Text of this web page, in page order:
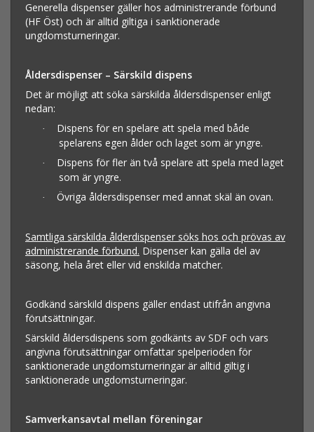
Generella dispenser gäller hos administrerande förbund
(HF Öst) och är alltid giltiga i sanktionerade
ungdomsturneringar.
Åldersdispenser – Särskild dispens
Det är möjligt att söka särskilda åldersdispenser enligt
nedan:
·
Dispens för en spelare att spela med både
spelarens egen ålder och laget som är yngre.
·
Dispens för fler än två spelare att spela med laget
som är yngre.
· Övriga åldersdispenser med annat skäl än ovan.
Samtliga särskilda ålderdispenser söks hos och prövas av
administrerande förbund. Dispenser kan gälla del av
säsong, hela året eller vid enskilda matcher.
Godkänd särskild dispens gäller endast utifrån angivna
förutsättningar.
Särskild åldersdispens som godkänts av SDF och vars
angivna förutsättningar omfattar spelperioden för
sanktionerade ungdomsturneringar är alltid giltig i
sanktionerade ungdomsturneringar.
Samverkansavtal mellan föreningar